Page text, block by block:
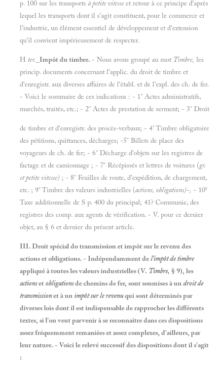
p. 100 sur les transports à petite vitesse et retour à ce principe d'après
lequel les transports dont il s'agit constituent, pour le commerce et
l'industrie, un élément essentiel de développement et d'extension
qu'il convient impérieusement de respecter.
H ter. Impôt du timbre. - Nous avons groupé au mot Timbre, les
princip. documents concernant l'applic. du droit de timbre et
d'enregistr. aux diverses affaires de l'établ. et de l'expl. des ch. de fer.
- Voici le sommaire de ces indications : - 1° Actes administratifs,
marchés, traités, etc.; - 2° Actes de prestation de serment; - 3° Droit
de timbre et d'enregistr. des procès-verbaux; - 4° Timbre obligatoire
des pétitions, quittances, décharges; -5° Billets de place des
voyageurs de ch. de fer; - 6° Décharge d'objets sur les registres de
factage et de camionnage ; - 7° Récépissés et lettres de voitures (gr.
et petite vitesse) ; - 8° Feuilles de route, d'expédition, de chargement,
etc. ; 9° Timbre des valeurs industrielles (actions, obligations)-, - 10e
Taxe additionnelle de S p. 400 du principal; 41? Communie, des
registres des comp. aux agents de vérification. - V. pour ce dernier
objet, au § 6 et dernier du présent article.
III. Droit spécial do transmission et impôt sur le revenu des
actions et obligations. - Indépendamment del'impôt de timbre
appliqué à toutes les valeurs industrielles (V. Timbre, § 9), les
actionsetobligationsde chemins de fer, sont soumises à undroit de
transmissionet à un impôt sur le revenuqui sont déterminés par
diverses lois dont il est indispensable de rapprocher les différents
textes, si l'on veut parvenir à se reconnaître dans ces dispositions
assez fréquemment remaniées et assez complexes, d'ailleurs, par
leur nature. - Voici le relevé successif des dispositions dont il s'agit
: